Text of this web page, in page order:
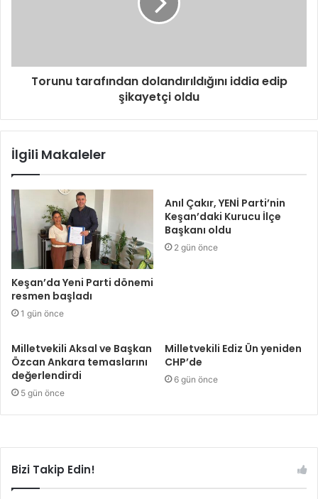
Torunu tarafından dolandırıldığını iddia edip
şikayetçi oldu
İlgili Makaleler
Keşan’da Yeni Parti dönemi
resmen başladı
1 gün önce
Anıl Çakır, YENİ Parti’nin
Keşan’daki Kurucu İlçe
Başkanı oldu
2 gün önce
Milletvekili Aksal ve Başkan
Özcan Ankara temaslarını
değerlendirdi
5 gün önce
Milletvekili Ediz Ün yeniden
CHP’de
6 gün önce
Bizi Takip Edin!